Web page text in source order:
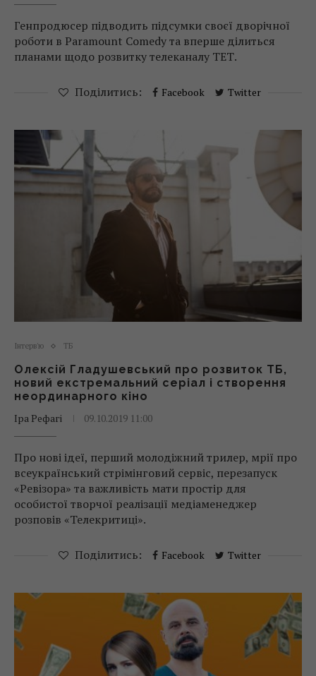
Генпродюсер підводить підсумки своєї дворічної
роботи в Paramount Comedy та вперше ділиться
планами щодо розвитку телеканалу ТЕТ.
Поділитись: Facebook Twitter
Інтерв'ю ТБ
Олексій Гладушевський про розвиток ТБ,
новий екстремальний серіал і створення
неординарного кіно
Іра Рефагі
09.10.2019 11:00
Про нові ідеї, перший молодіжний трилер, мрії про
всеукраїнський стрімінговий сервіс, перезапуск
«Ревізора» та важливість мати простір для
особистої творчої реалізації медіаменеджер
розповів «Телекритиці».
Поділитись: Facebook Twitter